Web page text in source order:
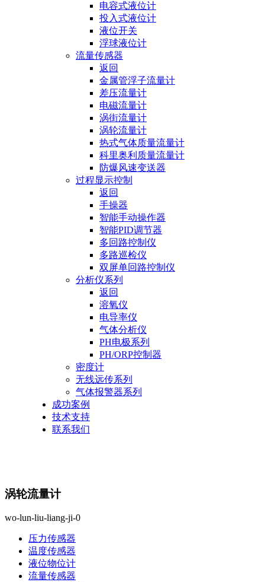
电容式液位计
投入式液位计
液位开关
浮球液位计
流量传感器
返回
金属管浮子流量计
差压流量计
电磁流量计
涡街流量计
涡轮流量计
热式气体质量流量计
科里奥利质量流量计
防爆风速变送器
过程显示控制
返回
手操器
智能手动操作器
智能PID调节器
多回路控制仪
多路巡检仪
双屏单回路控制仪
分析仪系列
返回
溶氧仪
电导率仪
气体分析仪
PH电极系列
PH/ORP控制器
密度计
无线远传系列
气体报警器系列
成功案例
技术支持
联系我们
涡轮流量计
wo-lun-liu-liang-ji-0
压力传感器
温度传感器
液位物位计
流量传感器